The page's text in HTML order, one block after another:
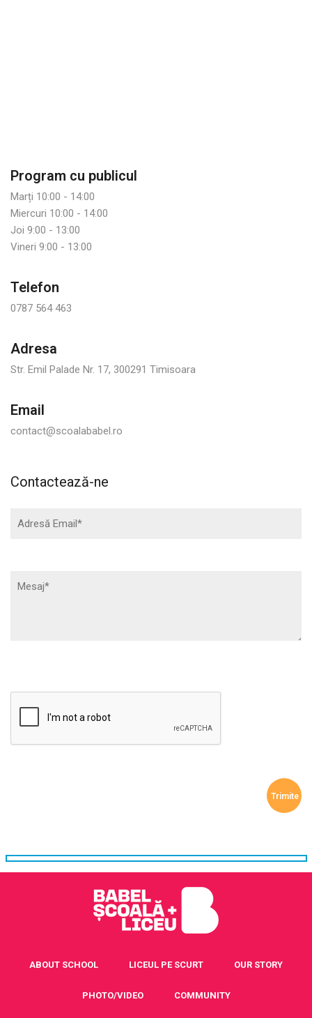
Program cu publicul
Marți 10:00 - 14:00
Miercuri 10:00 - 14:00
Joi 9:00 - 13:00
Vineri 9:00 - 13:00
Telefon
0787 564 463
Adresa
Str. Emil Palade Nr. 17, 300291 Timisoara
Email
contact@scoalababel.ro
Contactează-ne
ABOUT SCHOOL LICEUL PE SCURT OUR STORY
PHOTO/VIDEO COMMUNITY